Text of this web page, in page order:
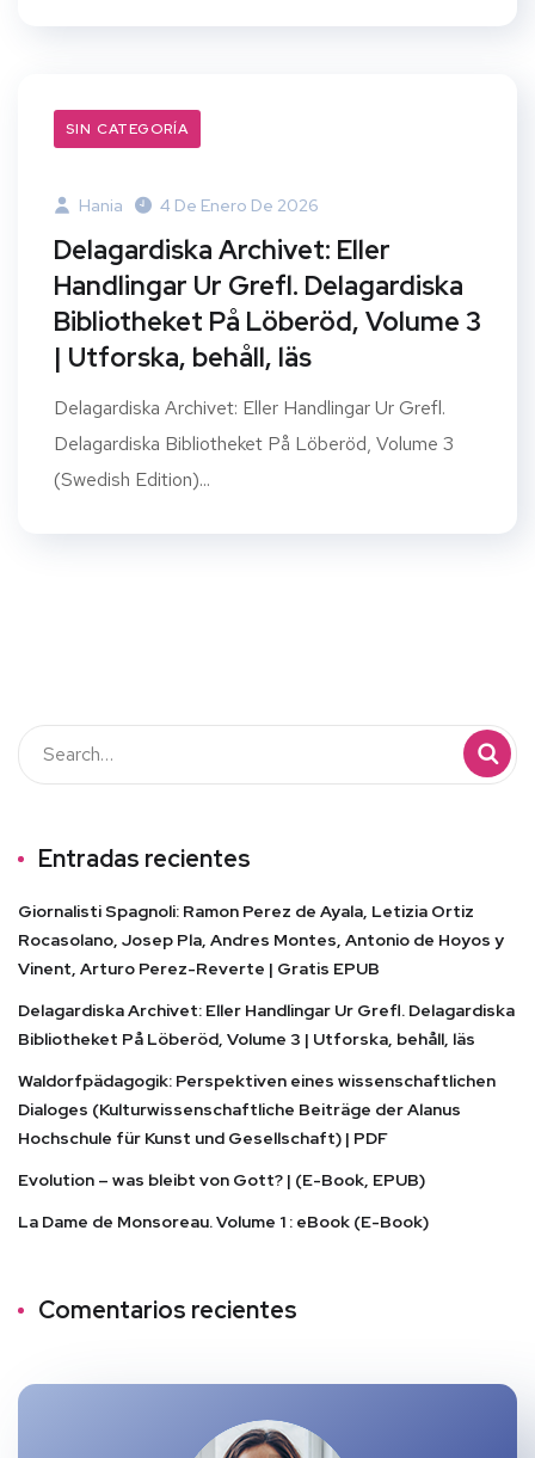
SIN CATEGORÍA
Hania 4 De Enero De 2026
Delagardiska Archivet: Eller
Handlingar Ur Grefl. Delagardiska
Bibliotheket På Löberöd, Volume 3
| Utforska, behåll, läs
Delagardiska Archivet: Eller Handlingar Ur Grefl.
Delagardiska Bibliotheket På Löberöd, Volume 3
(Swedish Edition)...
Entradas recientes
Giornalisti Spagnoli: Ramon Perez de Ayala, Letizia Ortiz
Rocasolano, Josep Pla, Andres Montes, Antonio de Hoyos y
Vinent, Arturo Perez-Reverte | Gratis EPUB
Delagardiska Archivet: Eller Handlingar Ur Grefl. Delagardiska
Bibliotheket På Löberöd, Volume 3 | Utforska, behåll, läs
Waldorfpädagogik: Perspektiven eines wissenschaftlichen
Dialoges (Kulturwissenschaftliche Beiträge der Alanus
Hochschule für Kunst und Gesellschaft) | PDF
Evolution – was bleibt von Gott? | (E-Book, EPUB)
La Dame de Monsoreau. Volume 1 : eBook (E-Book)
Comentarios recientes